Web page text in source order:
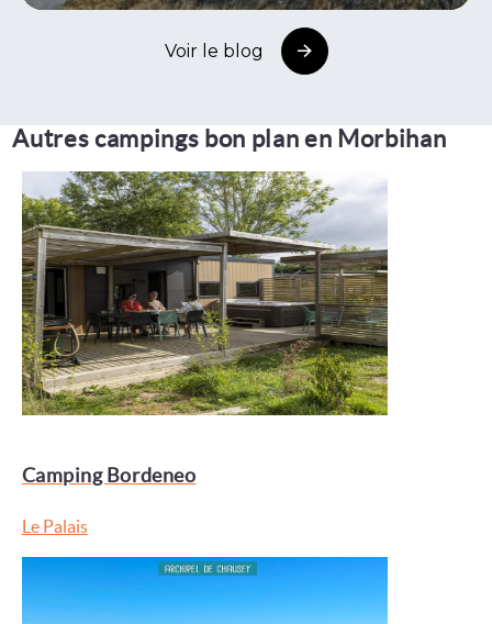
Voir le blog
Autres campings bon plan en Morbihan
Camping Bordeneo
Le Palais